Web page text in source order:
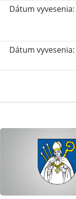
Dátum vyvesenia:
Dátum vyvesenia: